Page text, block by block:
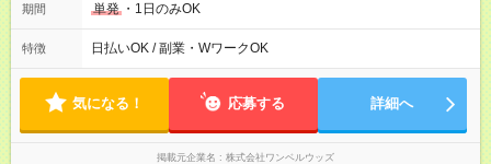
期間 単発 ・1日のみOK
特徴 日払いOK / 副業・WワークOK
気になる！ 応募する 詳細へ
掲載元企業名 株式会社ワンベルウッズ